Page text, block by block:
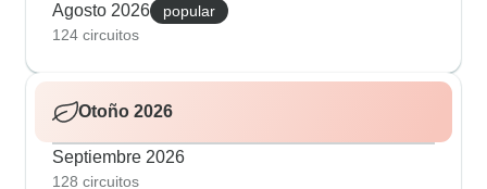
Agosto 2026
popular
124 circuitos
Otoño 2026
Septiembre 2026
128 circuitos